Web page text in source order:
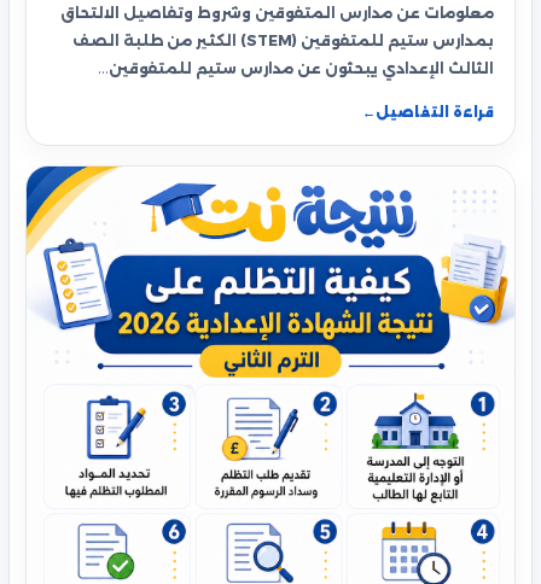
معلومات عن مدارس المتفوقين وشروط وتفاصيل الالتحاق
بمدارس ستيم للمتفوقين (STEM) الكثير من طلبة الصف
الثالث الإعدادي يبحثون عن مدارس ستيم للمتفوقين…
قراءة التفاصيل ←